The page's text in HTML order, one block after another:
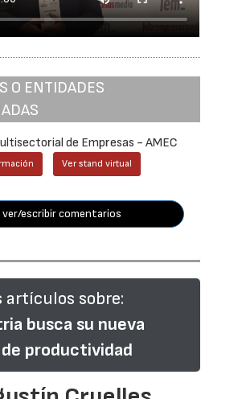
O ENTIDADES
de Empresas - AMEC
Ver stand virtual
ver/escribir comentarios
artículos sobre:
busca su nueva
productividad